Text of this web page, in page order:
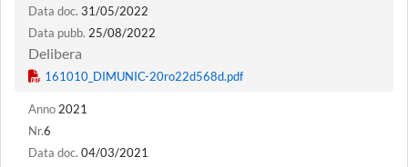
Data doc. 31/05/2022
Data pubb. 25/08/2022
Delibera
Anno2021
Nr.6
Data doc. 04/03/2021